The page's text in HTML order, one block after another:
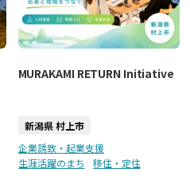
MURAKAMI RETURN Initiative
新潟県 村上市
企業誘致・起業支援
生涯活躍のまち
移住・定住